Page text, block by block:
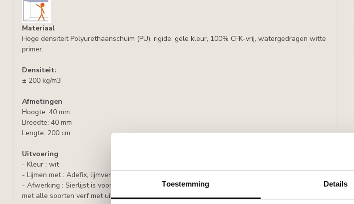
Toestemming Details
Materiaal
Hoge densiteit Polyurethaanschuim (PU), rigide, gele kleur, 100% CFK-vrij, watergedragen witte
primer.
Densiteit:
± 200 kg/m3
Afmetingen
Hoogte: 40 mm
Breedte: 40 mm
Lengte: 200 cm
Uitvoering
- Kleur : wit
- Lijmen met : Adefix, lijmverbruik: 30-40 ml/m.
- Afwerking : Sierlijst is voorbehandeld met een watergedragen witte primer, overschilderbaar
met alle soorten verf met uitzondering van silicaathoudende verven.